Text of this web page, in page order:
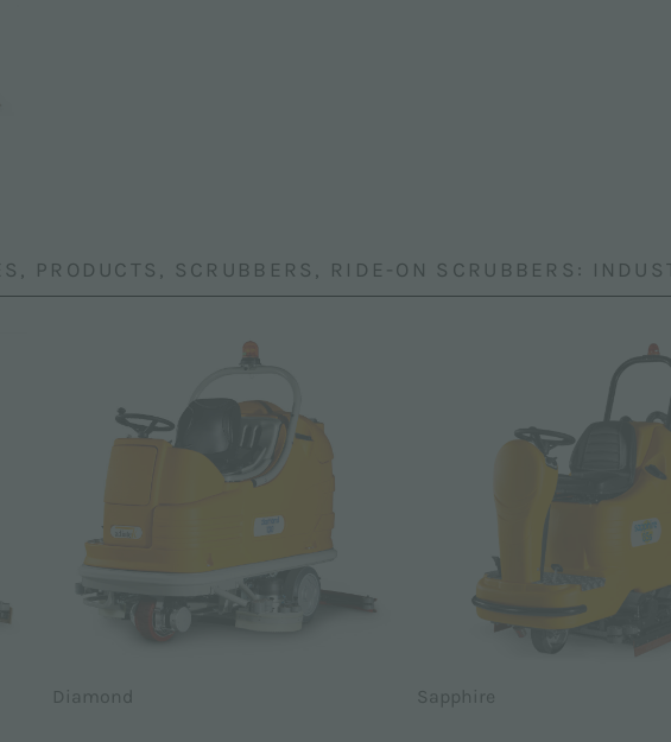
PRODUCTS, SCRUBBERS, RIDE-ON SCRUBBERS:
Diamond Sapphire